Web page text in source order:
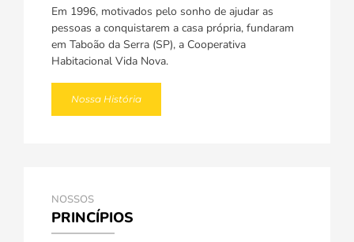
Em 1996, motivados pelo sonho de ajudar as
pessoas a conquistarem a casa própria, fundaram
em Taboão da Serra (SP), a Cooperativa
Habitacional Vida Nova.
Nossa História
NOSSOS
PRINCÍPIOS